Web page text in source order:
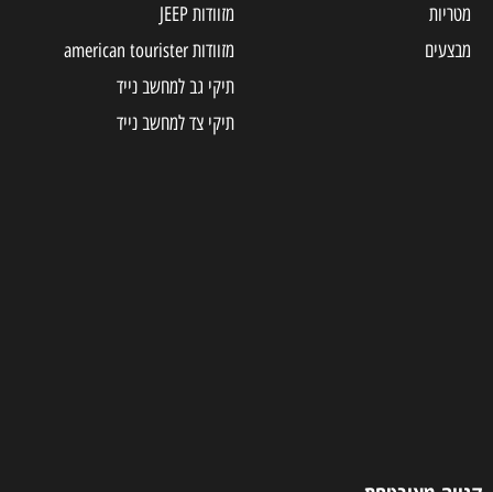
מטריות
מבצעים
מזוודות JEEP
מזוודות american tourister
תיקי גב למחשב נייד
תיקי צד למחשב נייד